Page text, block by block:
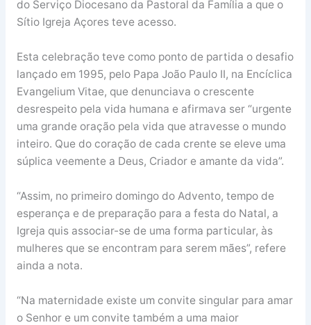
do Serviço Diocesano da Pastoral da Família a que o
Sítio Igreja Açores teve acesso.
Esta celebração teve como ponto de partida o desafio
lançado em 1995, pelo Papa João Paulo II, na Encíclica
Evangelium Vitae, que denunciava o crescente
desrespeito pela vida humana e afirmava ser “urgente
uma grande oração pela vida que atravesse o mundo
inteiro. Que do coração de cada crente se eleve uma
súplica veemente a Deus, Criador e amante da vida”.
“Assim, no primeiro domingo do Advento, tempo de
esperança e de preparação para a festa do Natal, a
Igreja quis associar-se de uma forma particular, às
mulheres que se encontram para serem mães”, refere
ainda a nota.
“Na maternidade existe um convite singular para amar
o Senhor e um convite também a uma maior